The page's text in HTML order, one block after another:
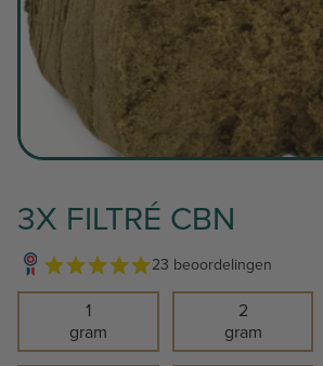
3X FILTRÉ CBN
23 beoordelingen
1
gram
2
gram